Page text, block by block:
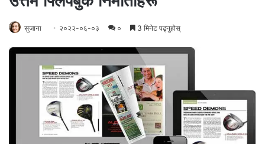
सुजाना २०२२-०६-०३ ० 3 मिनेट पढ्नुहोस्